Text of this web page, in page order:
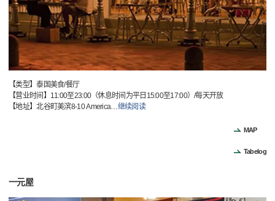
【类型】泰国美食/餐厅
【营业时间】11:00至23:00（休息时间为平日15:00至17:00）/每天开放
【地址】北谷町美滨8-10 America…继续阅读
MAP
Tabelog
一元屋